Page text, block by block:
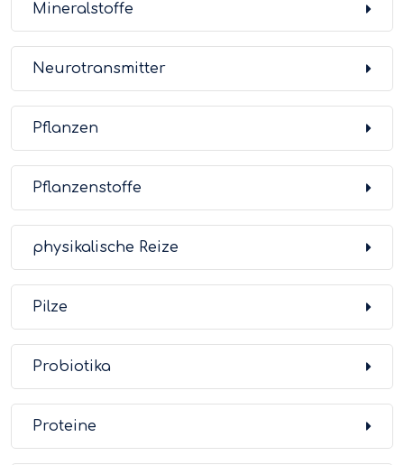
Mineralstoffe
Neurotransmitter
Pflanzen
Pflanzenstoffe
physikalische Reize
Pilze
Probiotika
Proteine